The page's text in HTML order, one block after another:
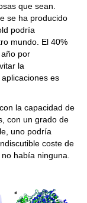
que sean.
se ha producido
podría
mundo. El 40%
por
la
es
la capacidad de
con un grado de
uno podría
coste de
había ninguna.